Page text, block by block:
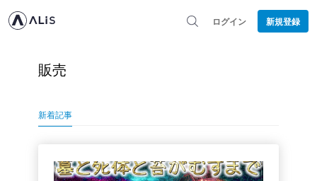
ログイン 新規登録
販売
新着記事